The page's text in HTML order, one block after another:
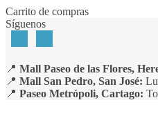
Skip
to
Skip
to
Carrito de compras
Síguenos
📍 Mall Paseo de las Flores,
📍 Mall San Pedro, San José:
📍 Paseo Metrópoli, Cartago: